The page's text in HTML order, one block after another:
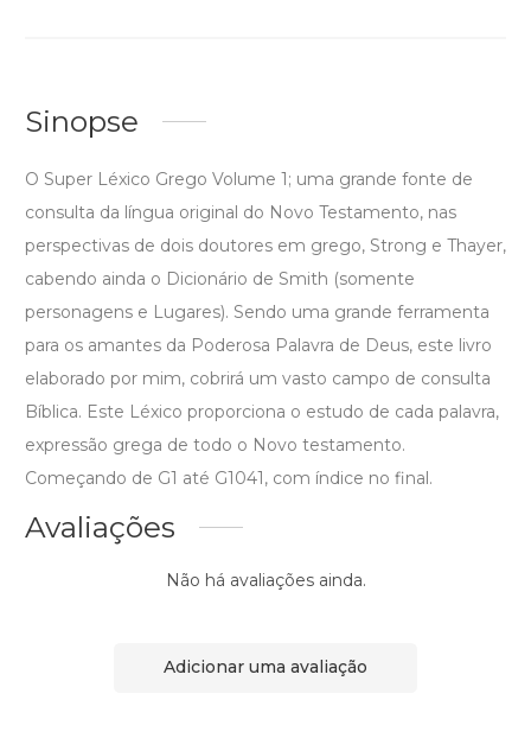
Sinopse
O Super Léxico Grego Volume 1; uma grande fonte de
consulta da língua original do Novo Testamento, nas
perspectivas de dois doutores em grego, Strong e Thayer,
cabendo ainda o Dicionário de Smith (somente
personagens e Lugares). Sendo uma grande ferramenta
para os amantes da Poderosa Palavra de Deus, este livro
elaborado por mim, cobrirá um vasto campo de consulta
Bíblica. Este Léxico proporciona o estudo de cada palavra,
expressão grega de todo o Novo testamento.
Começando de G1 até G1041, com índice no final.
Avaliações
Não há avaliações ainda.
Adicionar uma avaliação